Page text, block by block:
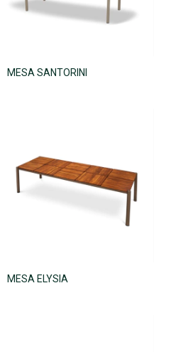
MESA SANTORINI
MESA ELYSIA